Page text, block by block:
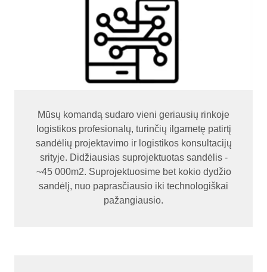
Mūsų komandą sudaro vieni geriausių rinkoje
logistikos profesionalų, turinčių ilgametę patirtį
sandėlių projektavimo ir logistikos konsultacijų
srityje. Didžiausias suprojektuotas sandėlis -
~45 000m2. Suprojektuosime bet kokio dydžio
sandėlį, nuo paprasčiausio iki technologiškai
pažangiausio.